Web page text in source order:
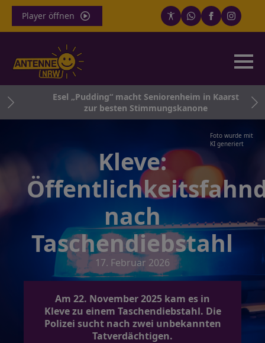
Player öffnen
Esel „Pudding“ macht Seniorenheim in Kaarst
zur besten Stimmungskanone
Foto wurde mit
KI generiert
Kleve:
nach
Taschendiebstahl
17. Februar 2026
Am 22. November 2025 kam es in
Kleve zu einem Taschendiebstahl. Die
Polizei sucht nach zwei unbekannten
Tatverdächtigen.